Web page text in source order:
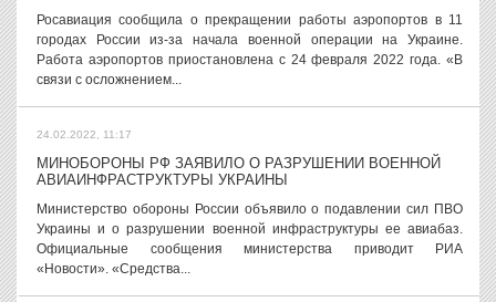
Росавиация сообщила о прекращении работы аэропортов в 11
городах России из-за начала военной операции на Украине.
Работа аэропортов приостановлена с 24 февраля 2022 года. «В
связи с осложнением...
24.02.2022, 11:17
МИНОБОРОНЫ РФ ЗАЯВИЛО О РАЗРУШЕНИИ ВОЕННОЙ
АВИАИНФРАСТРУКТУРЫ УКРАИНЫ
Министерство обороны России объявило о подавлении сил ПВО
Украины и о разрушении военной инфраструктуры ее авиабаз.
Официальные сообщения министерства приводит РИА
«Новости». «Средства...